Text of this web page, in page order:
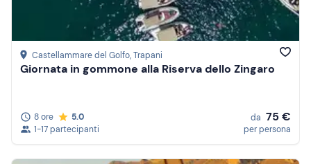
Castellammare del Golfo, Trapani
Giornata in gommone alla Riserva dello Zingaro
8 ore
5.0
1-17 partecipanti
da 75 €
per persona